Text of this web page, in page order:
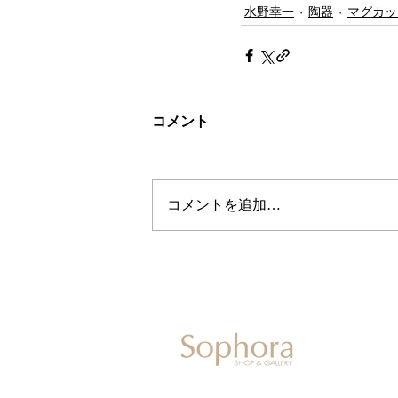
水野幸一 陶器 マグカ
コメント
コメントを追加…